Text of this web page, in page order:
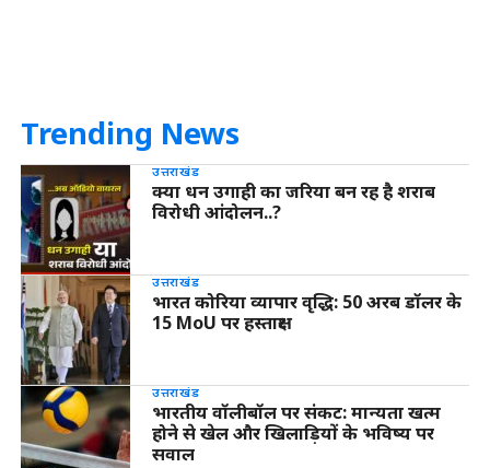
Trending News
उत्तराखंड
क्या धन उगाही का जरिया बन रह है शराब
विरोधी आंदोलन..?
उत्तराखंड
भारत कोरिया व्यापार वृद्धि: 50 अरब डॉलर के
15 MoU पर हस्ताक्षर
उत्तराखंड
भारतीय वॉलीबॉल पर संकट: मान्यता खत्म
होने से खेल और खिलाड़ियों के भविष्य पर
सवाल